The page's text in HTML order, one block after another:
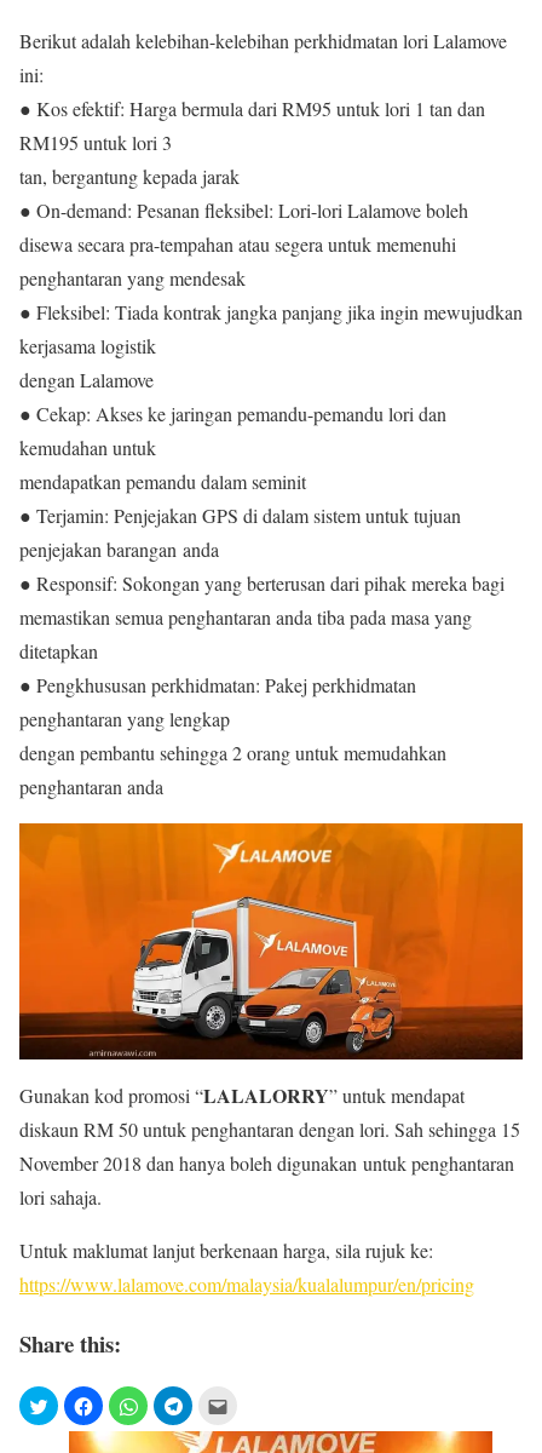
Berikut adalah kelebihan-kelebihan perkhidmatan lori Lalamove
ini:
● Kos efektif: Harga bermula dari RM95 untuk lori 1 tan dan
RM195 untuk lori 3
tan, bergantung kepada jarak
● On-demand: Pesanan fleksibel: Lori-lori Lalamove boleh
disewa secara pra-tempahan atau segera untuk memenuhi
penghantaran yang mendesak
● Fleksibel: Tiada kontrak jangka panjang jika ingin mewujudkan
kerjasama logistik
dengan Lalamove
● Cekap: Akses ke jaringan pemandu-pemandu lori dan
kemudahan untuk
mendapatkan pemandu dalam seminit
● Terjamin: Penjejakan GPS di dalam sistem untuk tujuan
penjejakan barangan anda
● Responsif: Sokongan yang berterusan dari pihak mereka bagi
memastikan semua penghantaran anda tiba pada masa yang
ditetapkan
● Pengkhususan perkhidmatan: Pakej perkhidmatan
penghantaran yang lengkap
dengan pembantu sehingga 2 orang untuk memudahkan
penghantaran anda
Gunakan kod promosi “LALALORRY” untuk mendapat
diskaun RM 50 untuk penghantaran dengan lori. Sah sehingga 15
November 2018 dan hanya boleh digunakan untuk penghantaran
lori sahaja.
Untuk maklumat lanjut berkenaan harga, sila rujuk ke:
https://www.lalamove.com/malaysia/kualalumpur/en/pricing
Share this: